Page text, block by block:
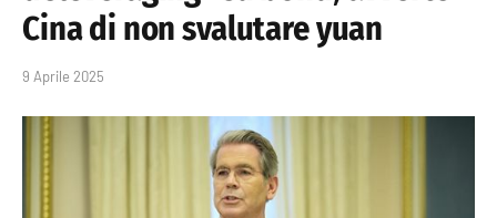
Cina di non svalutare yuan
9 Aprile 2025